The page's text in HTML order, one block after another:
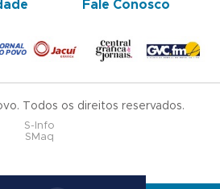
Fale Conosco
Todos os direitos reservados.
S-Info
SMaq